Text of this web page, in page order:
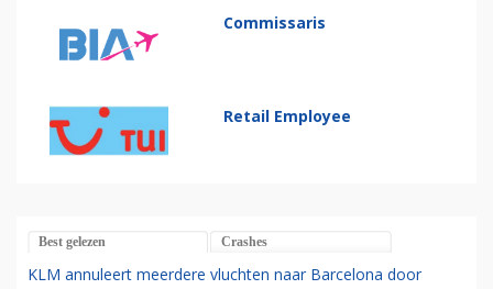
Commissaris
Retail Employee
Best gelezen Crashes
KLM annuleert meerdere vluchten naar Barcelona door